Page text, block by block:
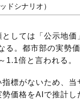
ドシナリオ）
しては「公示地価
る。都市部の実勢
1.1倍と言われる。
標がないため、当
価格をAIで推計し